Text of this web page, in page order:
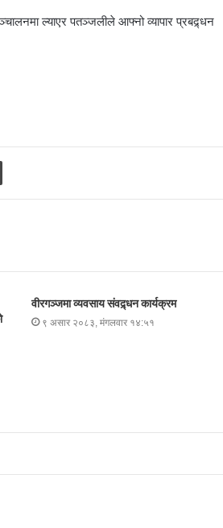
ल्याएर पतञ्जलीले आफ्नो व्यापार प्रबद्र्धन
वीरगञ्जमा व्यवसाय संवद्र्धन कार्यक्रम
९ असार २०८३, मंगलवार १४:५१